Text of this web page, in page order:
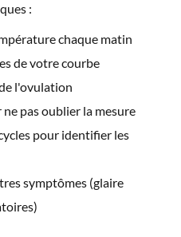
:
chaque matin
de votre courbe
l'ovulation
pas oublier la mesure
pour identifier les
symptômes (glaire